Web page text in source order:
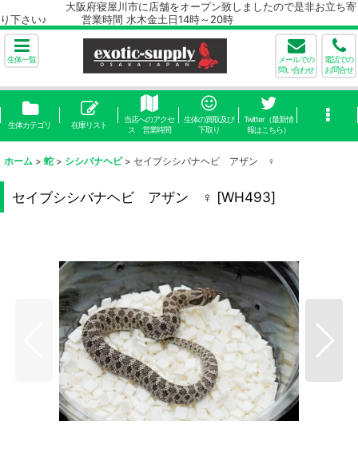
大阪府寝屋川市に店舗をオープン致しましたので是非お立ち寄
り下さい♪ 営業時間 水木金土日14時～20時
生体一覧
メールでの
問い合わせ
電話での
お問合せ
生体カテゴリ 在庫リスト
当店へのアクセ
ス 営業時間
生体の買取及び
下取り
Twitter（最新情
報はこちら）
ホーム > 蛇 > シシバナヘビ > セイブシシバナヘビ アザン ♀
セイブシシバナヘビ アザン ♀ [WH493]